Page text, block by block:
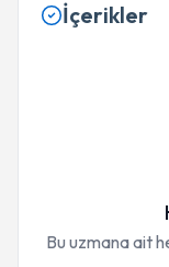
İçerikler
Bu uzmana ait